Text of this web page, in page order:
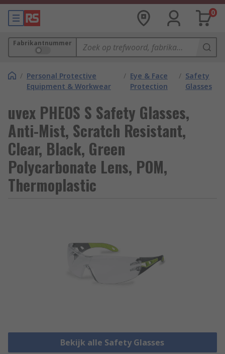
0
Fabrikantnummer
/ Personal Protective
Equipment & Workwear
/ Eye & Face
Protection
/ Safety
Glasses
uvex PHEOS S Safety Glasses,
Anti-Mist, Scratch Resistant,
Clear, Black, Green
Polycarbonate Lens, POM,
Thermoplastic
Bekijk alle Safety Glasses